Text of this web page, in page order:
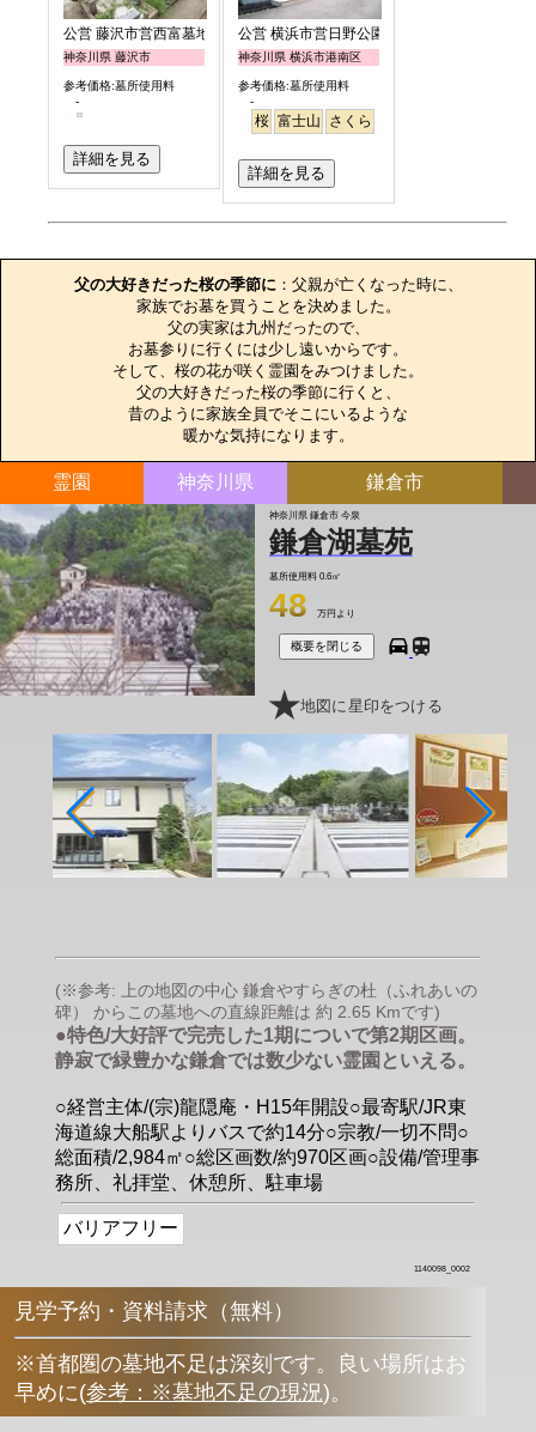
公営 藤沢市営西富墓地
神奈川県 藤沢市
参考価格:墓所使用料
-
詳細を見る
公営 横浜市営日野公園墓地
神奈川県 横浜市港南区
参考価格:墓所使用料
-
桜 富士山 さくら
詳細を見る
父の大好きだった桜の季節に ：父親が亡くなった時に、
家族でお墓を買うことを決めました。
父の実家は九州だったので、
お墓参りに行くには少し遠いからです。
そして、桜の花が咲く霊園をみつけました。
父の大好きだった桜の季節に行くと、
昔のように家族全員でそこにいるような
暖かな気持になります。
霊園 神奈川県 鎌倉市
神奈川県 鎌倉市 今泉
鎌倉湖墓苑
墓所使用料 0.6㎡
48 万円より
概要を閉じる
地図に星印をつける
(※参考: 上の地図の中心 鎌倉やすらぎの杜（ふれあいの
碑） からこの墓地への直線距離は 約 2.65 Kmです)
●特色/大好評で完売した1期についで第2期区画。
静寂で緑豊かな鎌倉では数少ない霊園といえる。
○経営主体/(宗)龍隠庵・H15年開設○最寄駅/JR東
海道線大船駅よりバスで約14分○宗教/一切不問○
総面積/2,984㎡○総区画数/約970区画○設備/管理事
務所、礼拝堂、休憩所、駐車場
バリアフリー
1140098_0002
見学予約・資料請求（無料）
※首都圏の墓地不足は深刻です。良い場所はお
早めに(参考：※墓地不足の現況)。